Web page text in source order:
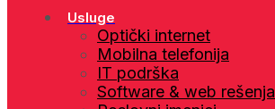
Usluge
Optički internet
Mobilna telefonija
IT podrška
Software & web rešenja